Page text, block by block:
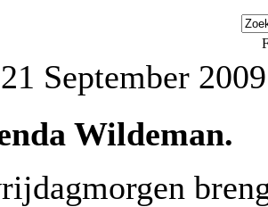
September 2009
Wildeman.